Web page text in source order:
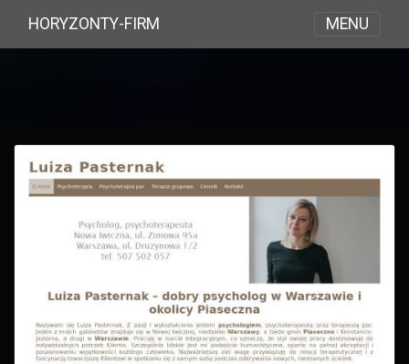
HORYZONTY-FIRM MENU